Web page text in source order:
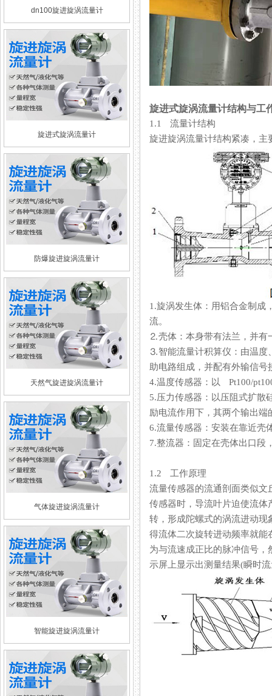
dn100旋进旋涡流量计
旋进式旋涡流量计
防爆旋进旋涡流量计
天然气旋进旋涡流量计
气体旋进旋涡流量计
智能旋进旋涡流量计
旋进式旋涡流量计结构与工
1.1 流量计结构
旋进旋涡流量计结构紧凑，主要
1.旋涡发生体：用铝合金制成
流。
⒉壳体：本身带有法兰，并
⒊智能流量计积算仪：由温度
助电路组成，并配有外输信号接口
4.温度传感器：以 Pt100/
5.压力传感器：以压阻式扩散
励电流作用下，其两个输出端
6.流量传感器：安装在靠近壳
7.整流器：固定在壳体出口段
1.2 工作原理
流量传感器的流通剖面类似文
传感器时，导流叶片迫使流
转，形成陀螺式的涡流进动现
得流体二次旋转进动频率就能在
为与流速成正比的脉冲信号
示屏上显示出测量结果(瞬时流量